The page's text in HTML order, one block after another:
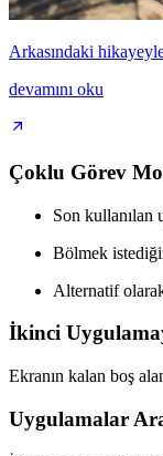
Arkasındaki
devamını oku
Çoklu Görev
Son kullanılan
Bölmek
Alternatif
İkinci
Ekranın kalan boş
Uygulamalar